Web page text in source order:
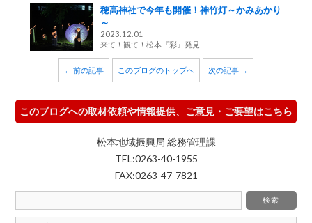
穂高神社で今年も開催！神竹灯～かみあかり
～
2023.12.01
来て！観て！松本『彩』発見
← 前の記事 このブログのトップへ 次の記事 →
このブログへの取材依頼や情報提供、ご意見・ご要望はこちら
松本地域振興局 総務管理課
TEL:0263-40-1955
FAX:0263-47-7821